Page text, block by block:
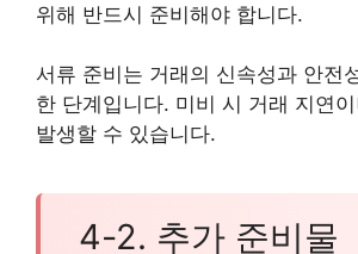
위해 반드시 준비해야 합니다.
서류 준비는 거래의 신속성과 안전
한 단계입니다. 미비 시 거래 지연
발생할 수 있습니다.
4-2. 추가 준비물